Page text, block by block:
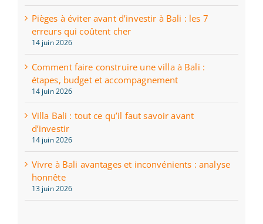
Pièges à éviter avant d’investir à Bali : les 7
erreurs qui coûtent cher
14 juin 2026
Comment faire construire une villa à Bali :
étapes, budget et accompagnement
14 juin 2026
Villa Bali : tout ce qu’il faut savoir avant
d’investir
14 juin 2026
Vivre à Bali avantages et inconvénients : analyse
honnête
13 juin 2026